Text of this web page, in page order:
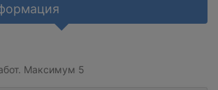
Максимум 5